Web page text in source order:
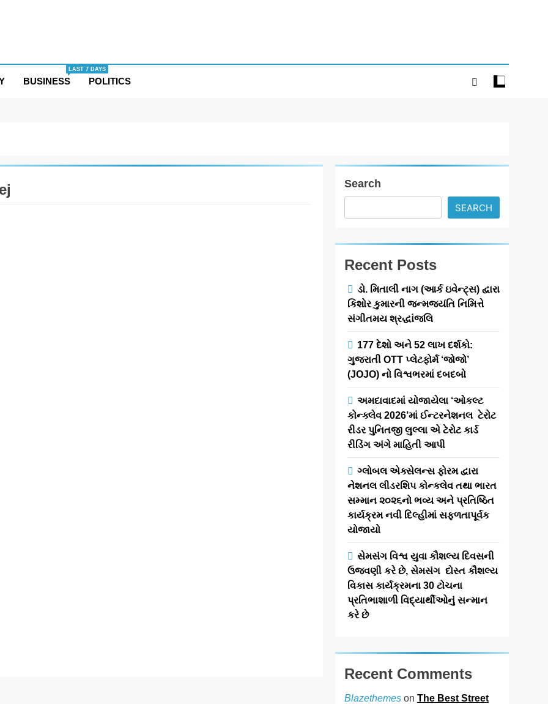
BUSINESS
LAST 7 DAYS
POLITICS
સમિતિ દ્વારા
અમદાવાદ
“અગ્રવાલ
પિકલબોલ
APL 2026” નું
આયોજન
કરાયું
newsaaspaas1
2
months
0 1 mins
અમદાવાદ સ્થિત
અગ્રવાલ
સમાજની અગ્રણી
અને પ્રતિષ્ઠિત
સામાજિક સંસ્થા
સમિતિ’ દ્વારા
આયોજિત બે
દિવસીય ભવ્ય
રમતગમત મહોત્સવ
“અગ્રવાલ…
Search
SEARCH
Recent Posts
ડો. મિતાલી નાગ (આર્ક ઇવેન્ટ્સ) દ્વારા
કિશોર કુમારની જન્મજયંતિ નિમિત્તે
સંગીતમય શ્રદ્ધાંજલિ
177 દેશો અને 52 લાખ દર્શકો:
ગુજરાતી OTT પ્લેટફોર્મ ‘જોજો’
(JOJO) નો વિશ્વભરમાં દબદબો
અમદાવાદમાં યોજાયેલા ‘ઓકલ્ટ
કોન્ક્લેવ 2026’માં ઈન્ટરનેશનલ ટેરોટ
રીડર પુનિતજી લુલ્લા એ ટેરોટ કાર્ડ
રીડિંગ અંગે માહિતી આપી
ગ્લોબલ એક્સેલન્સ ફોરમ દ્વારા
નેશનલ લીડરશિપ કોન્કલેવ તથા ભારત
સમ્માન ૨૦૨૬નો ભવ્ય અને પ્રતિષ્ઠિત
કાર્યક્રમ નવી દિલ્હીમાં સફળતાપૂર્વક
યોજાયો
સેમસંગ વિશ્વ યુવા કૌશલ્ય દિવસની
ઉજવણી કરે છે, સેમસંગ દોસ્ત કૌશલ્ય
વિકાસ કાર્યક્રમના 30 ટોચના
પ્રતિભાશાળી વિદ્યાર્થીઓનું સન્માન
કરે છે
Recent Comments
Blazethemes on The Best Street